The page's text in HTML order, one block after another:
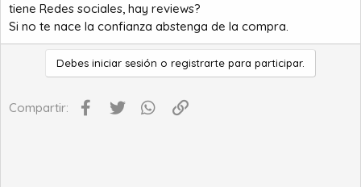
tiene Redes sociales, hay reviews?
Si no te nace la confianza abstenga de la compra.
Debes iniciar sesión o registrarte para participar.
Compartir: Facebook
Twitter WhatsApp